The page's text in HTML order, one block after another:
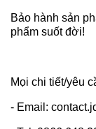
Bảo hành sản
phẩm suốt đời!
Mọi chi tiết/yêu
- Email: